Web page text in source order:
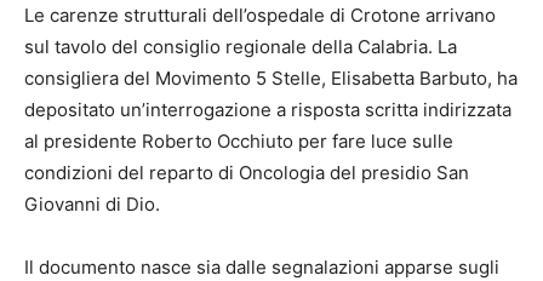
Le carenze strutturali dell’ospedale di Crotone arrivano
sul tavolo del consiglio regionale della Calabria. La
consigliera del Movimento 5 Stelle, Elisabetta Barbuto, ha
depositato un’interrogazione a risposta scritta indirizzata
al presidente Roberto Occhiuto per fare luce sulle
condizioni del reparto di Oncologia del presidio San
Giovanni di Dio.
Il documento nasce sia dalle segnalazioni apparse sugli